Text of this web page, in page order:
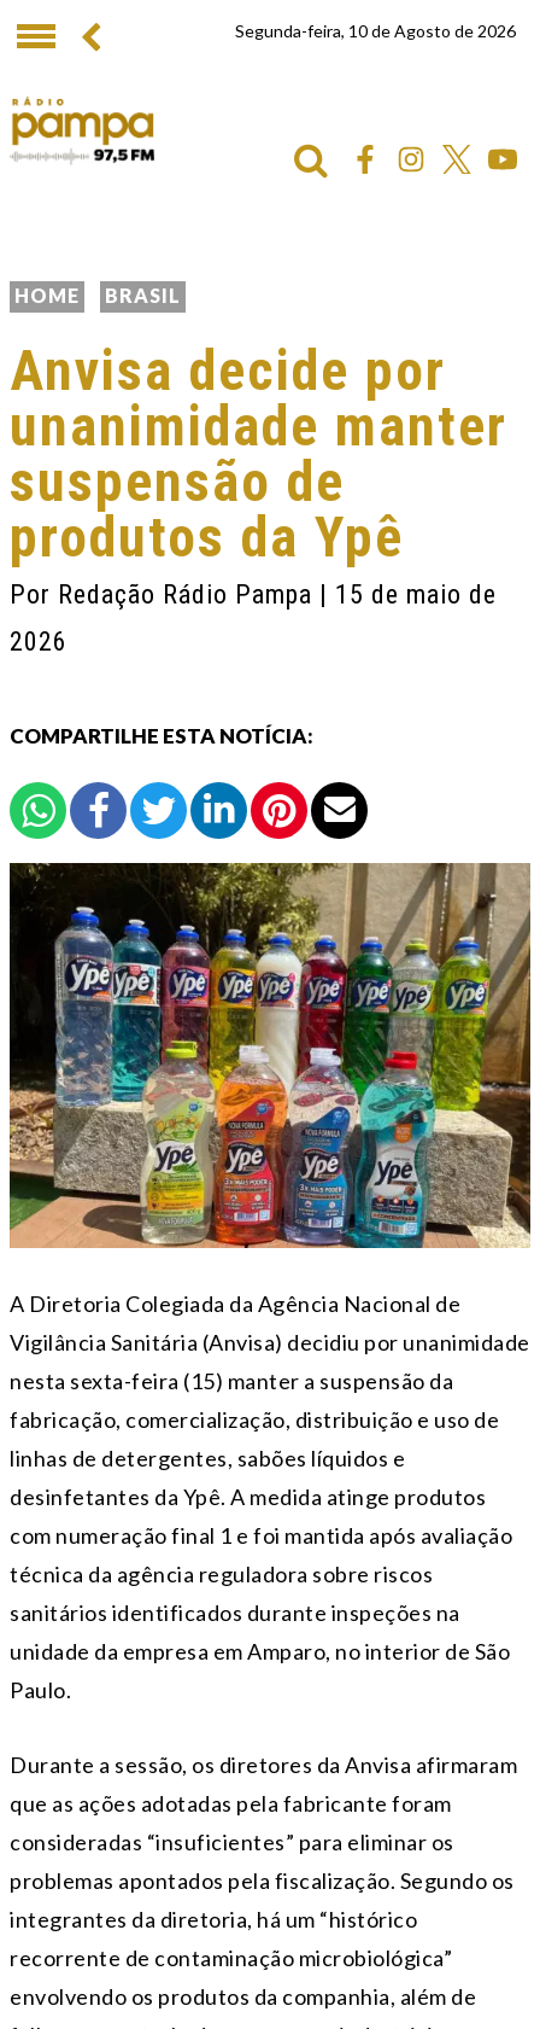
Segunda-feira, 10 de Agosto de 2026
HOME BRASIL
Anvisa decide por
unanimidade manter
suspensão de
produtos da Ypê
Por Redação Rádio Pampa | 15 de maio de
2026
COMPARTILHE ESTA NOTÍCIA:
A Diretoria Colegiada da Agência Nacional de
Vigilância Sanitária (Anvisa) decidiu por unanimidade
nesta sexta-feira (15) manter a suspensão da
fabricação, comercialização, distribuição e uso de
linhas de detergentes, sabões líquidos e
desinfetantes da Ypê. A medida atinge produtos
com numeração final 1 e foi mantida após avaliação
técnica da agência reguladora sobre riscos
sanitários identificados durante inspeções na
unidade da empresa em Amparo, no interior de São
Paulo.
Durante a sessão, os diretores da Anvisa afirmaram
que as ações adotadas pela fabricante foram
consideradas “insuficientes” para eliminar os
problemas apontados pela fiscalização. Segundo os
integrantes da diretoria, há um “histórico
recorrente de contaminação microbiológica”
envolvendo os produtos da companhia, além de